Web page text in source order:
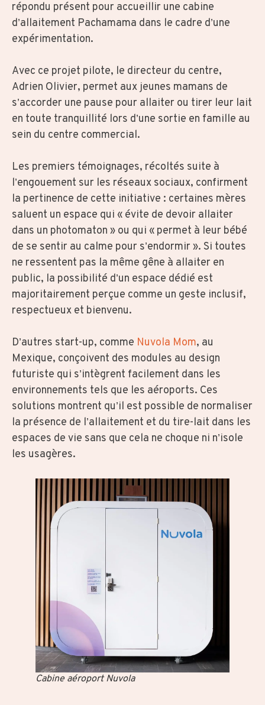
répondu présent pour accueillir une cabine
d’allaitement Pachamama dans le cadre d’une
expérimentation.
Avec ce projet pilote, le directeur du centre,
Adrien Olivier, permet aux jeunes mamans de
s’accorder une pause pour allaiter ou tirer leur lait
en toute tranquillité lors d’une sortie en famille au
sein du centre commercial.
Les premiers témoignages, récoltés suite à
l’engouement sur les réseaux sociaux, confirment
la pertinence de cette initiative : certaines mères
saluent un espace qui « évite de devoir allaiter
dans un photomaton » ou qui « permet à leur bébé
de se sentir au calme pour s’endormir ». Si toutes
ne ressentent pas la même gêne à allaiter en
public, la possibilité d’un espace dédié est
majoritairement perçue comme un geste inclusif,
respectueux et bienvenu.
D’autres start-up, comme Nuvola Mom, au
Mexique, conçoivent des modules au design
futuriste qui s’intègrent facilement dans les
environnements tels que les aéroports. Ces
solutions montrent qu’il est possible de normaliser
la présence de l’allaitement et du tire-lait dans les
espaces de vie sans que cela ne choque ni n’isole
les usagères.
Cabine aéroport Nuvola